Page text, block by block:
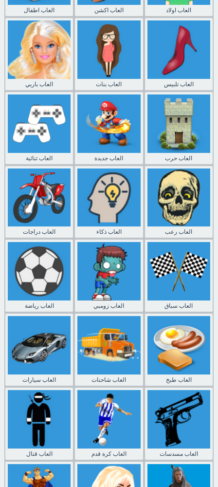
العاب اطفال العاب اكشن العاب اولاد
العاب باربي العاب بنات العاب تلبيس
العاب ثنائية العاب جديدة العاب حرب
العاب دراجات العاب ذكاء العاب رعب
العاب رياضة العاب زومبي العاب سباق
العاب سيارات العاب شاحنات العاب طبخ
العاب قتال العاب كرة قدم العاب مسدسات